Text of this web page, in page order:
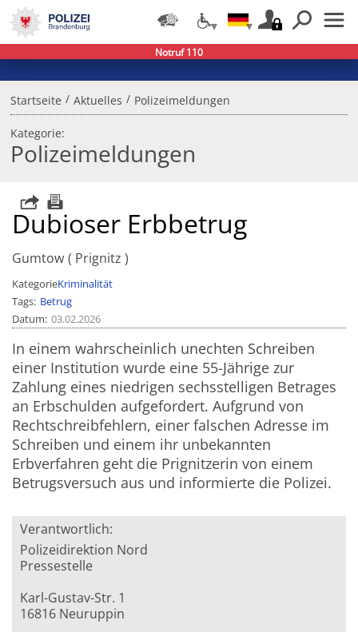
Startseite / Aktuelles / Polizeimeldungen
Kategorie:
Polizeimeldungen
Dubioser Erbbetrug
Gumtow Prignitz
KategorieKriminalität
Tags Betrug
Datum 03.02.2026
In einem wahrscheinlich unechten Schreiben
einer Institution wurde eine 55-Jährige zur
Zahlung eines niedrigen sechsstelligen Betrages
an Erbschulden aufgefordert. Aufgrund von
Rechtschreibfehlern, einer falschen Adresse im
Schreiben und einem ihr unbekannten
Erbverfahren geht die Prignitzerin von einem
Betrugsversuch aus und informierte die Polizei.
Verantwortlich:
Polizeidirektion Nord
Pressestelle
Karl-Gustav-Str. 1
16816 Neuruppin
Notruf 110